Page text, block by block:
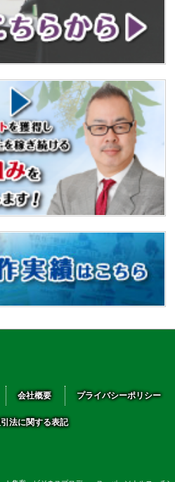
会社概要 プライバシーポリシー
法に関する表記